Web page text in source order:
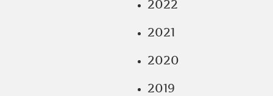
2022
2021
2020
2019